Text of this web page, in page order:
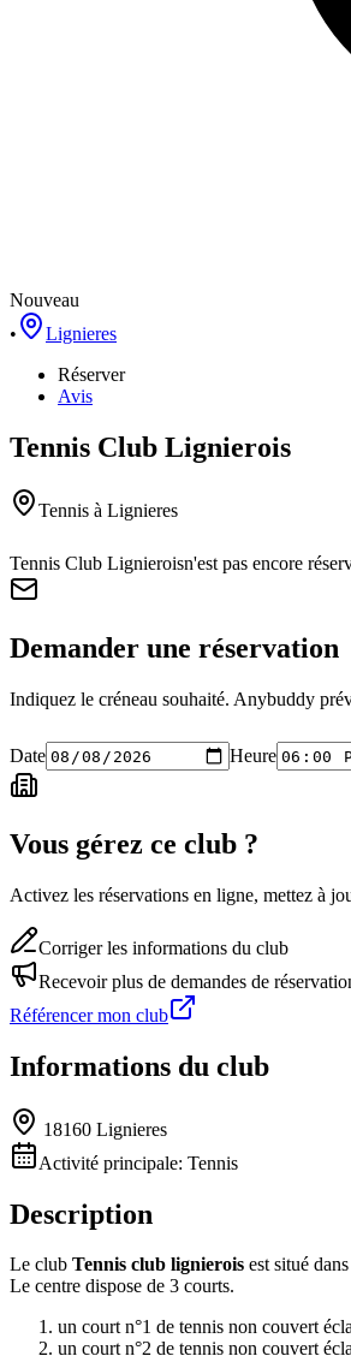
Nouveau
•
Lignieres
Réserver
Avis
Tennis Club Lignierois
Tennis à Lignieres
Tennis Club Lignieroisn'est pas encore
Demander une réservation
Indiquez le créneau souhaité. Anybuddy
Date Heure
Vous gérez ce club ?
Activez les réservations en ligne, mettez à
Corriger les informations du club
Recevoir plus de demandes de
Référencer mon club
Informations du club
18160 Lignieres
Activité principale: Tennis
Description
Le club Tennis club lignierois est situé
Le centre dispose de 3 courts.
un court n°1 de tennis non couvert
un court n°2 de tennis non couvert